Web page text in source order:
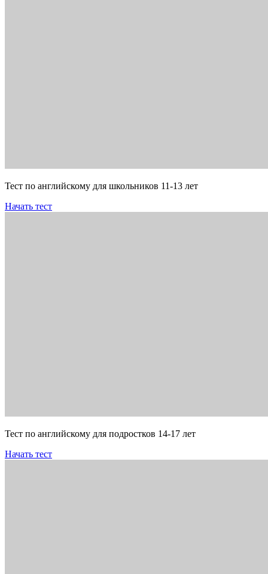
Тест по английскому для школьников 11-13 лет
Начать тест
Тест по английскому для подростков 14-17 лет
Начать тест